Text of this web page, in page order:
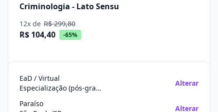
Criminologia - Lato Sensu
12x de R$ 299,80
R$ 104,40 -65%
EaD / Virtual
Especialização (pós-graduação)
Alterar
Paraíso
Alterar